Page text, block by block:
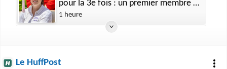
pour la 3e fois : un premier membre de
la famille royale réagit Regarder la
1 heure
Le HuffPost